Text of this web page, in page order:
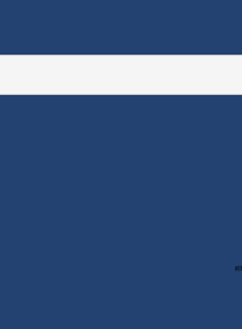
刷